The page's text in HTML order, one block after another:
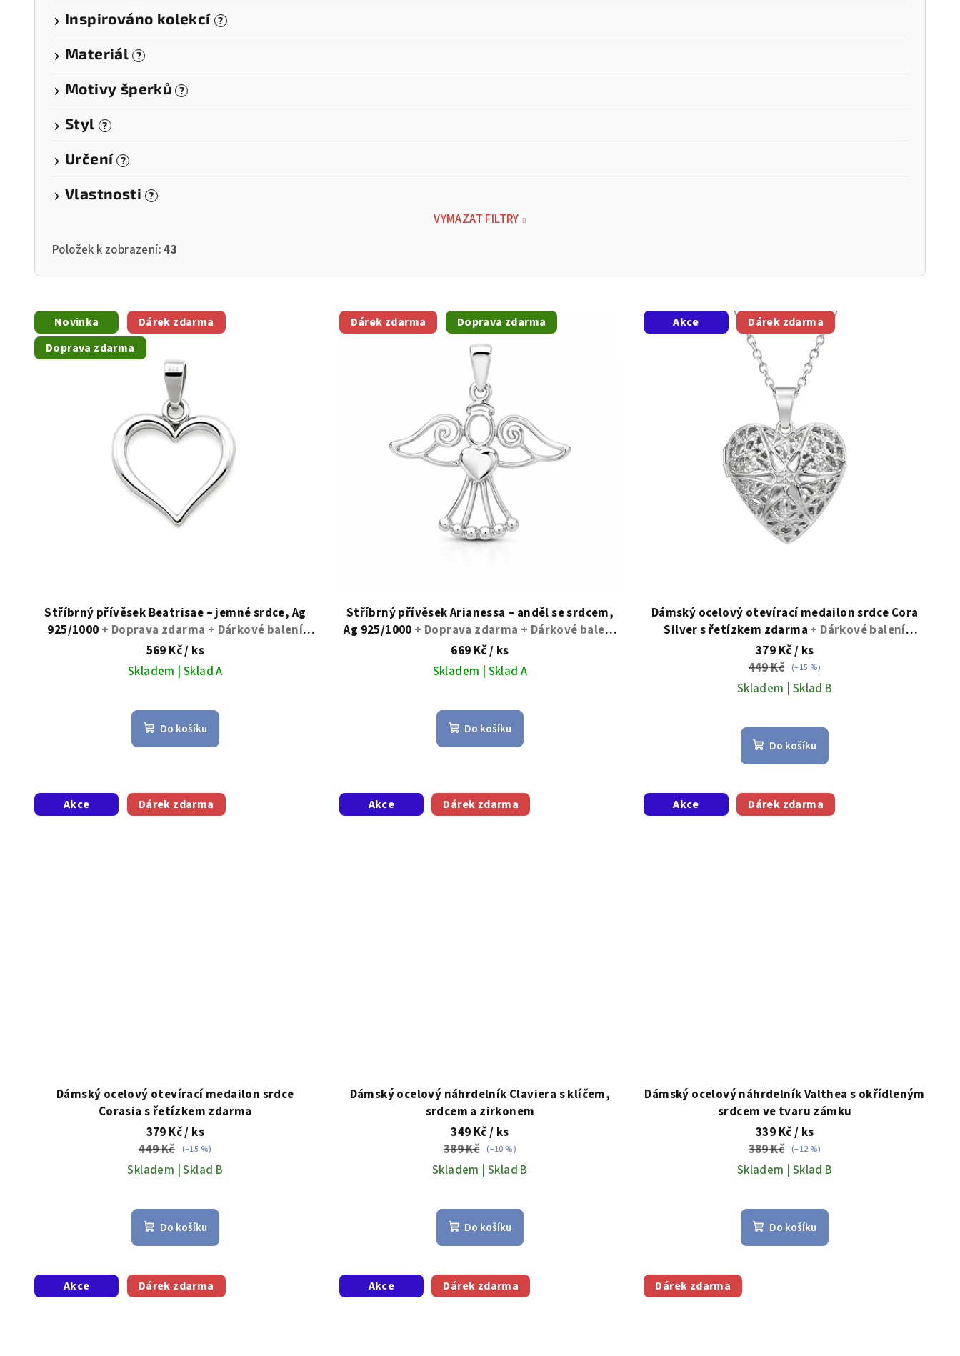
Inspirováno kolekcí ?
Materiál ?
Motivy šperků ?
Styl ?
Určení ?
Vlastnosti ?
VYMAZAT FILTRY
Položek k zobrazení:43
V
ý
p
t
ů
Novinka
Dárek zdarma
Doprava zdarma
Stříbrný přívěsek Beatrisae – jemné srdce, Ag
925/1000 + Doprava zdarma + Dárkové balení
zdarma
569 Kč/ ks
Skladem | Sklad A
Do košíku
Dárek zdarma Doprava zdarma
Stříbrný přívěsek Arianessa – anděl se srdcem,
Ag 925/1000 + Doprava zdarma + Dárkové balení
zdarma
669 Kč/ ks
Skladem | Sklad A
Do košíku
Akce Dárek zdarma
Dámský ocelový otevírací medailon srdce Cora
Silver s řetízkem zdarma + Dárkové balení
zdarma
379 Kč/ ks
449 Kč (–15 %)
Skladem | Sklad B
Do košíku
Akce Dárek zdarma
Dámský ocelový otevírací medailon srdce
Corasia s řetízkem zdarma
379 Kč/ ks
449 Kč
(–15 %)
Skladem | Sklad B
Do košíku
Akce Dárek zdarma
Dámský ocelový náhrdelník Claviera s klíčem,
srdcem a zirkonem
349 Kč/ ks
389 Kč (–10 %)
Skladem | Sklad B
Do košíku
Akce Dárek zdarma
Dámský ocelový náhrdelník Valthea s okřídleným
srdcem ve tvaru zámku
339 Kč/ ks
389 Kč (–12 %)
Skladem | Sklad B
Do košíku
Akce Dárek zdarma Akce Dárek zdarma Dárek zdarma